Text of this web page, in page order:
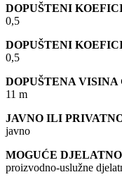
DOPUŠTENI
0,5
DOPUŠTENI
0,5
DOPUŠTENA VISINA
11 m
JAVNO ILI
javno
MOGUĆE
proizvodno-uslužne